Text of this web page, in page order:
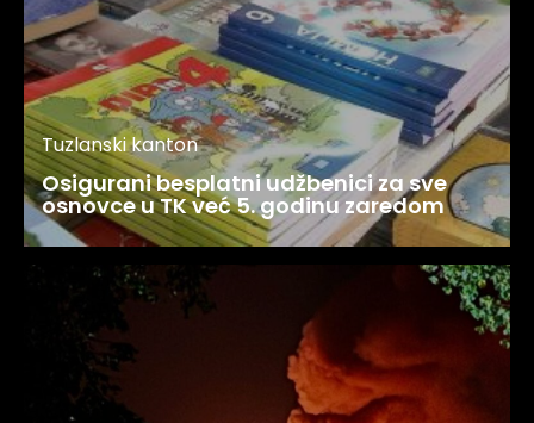
Tuzlanski kanton
Osigurani besplatni udžbenici za sve
osnovce u TK već 5. godinu zaredom